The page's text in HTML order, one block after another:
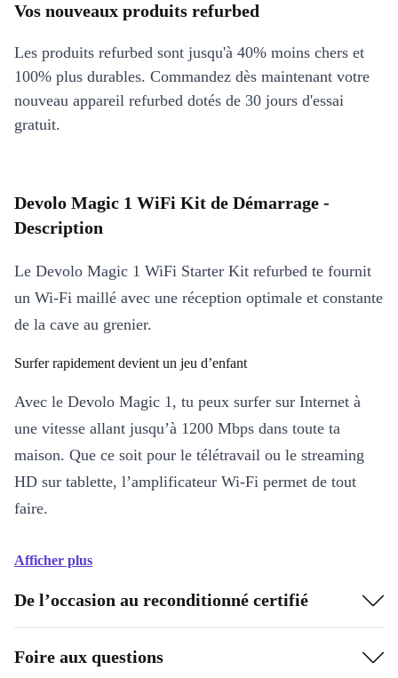
Vos nouveaux produits refurbed
Les produits refurbed sont jusqu'à 40% moins chers et
100% plus durables. Commandez dès maintenant votre
nouveau appareil refurbed dotés de 30 jours d'essai
gratuit.
Devolo Magic 1 WiFi Kit de Démarrage -
Description
Le Devolo Magic 1 WiFi Starter Kit refurbed te fournit
un Wi-Fi maillé avec une réception optimale et constante
de la cave au grenier.
Surfer rapidement devient un jeu d’enfant
Avec le Devolo Magic 1, tu peux surfer sur Internet à
une vitesse allant jusqu’à 1200 Mbps dans toute ta
maison. Que ce soit pour le télétravail ou le streaming
HD sur tablette, l’amplificateur Wi-Fi permet de tout
faire.
Afficher plus
De l’occasion au reconditionné certifié
Foire aux questions